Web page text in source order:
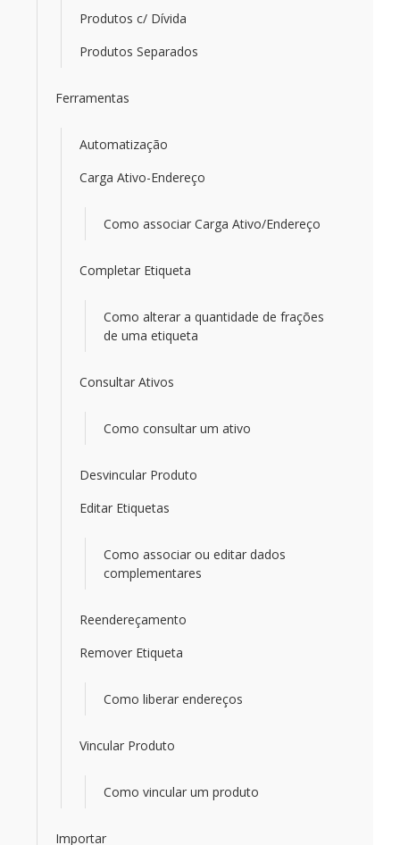
Produtos c/ Dívida
Produtos Separados
Ferramentas
Automatização
Carga Ativo-Endereço
Como associar Carga Ativo/Endereço
Completar Etiqueta
Como alterar a quantidade de frações
de uma etiqueta
Consultar Ativos
Como consultar um ativo
Desvincular Produto
Editar Etiquetas
Como associar ou editar dados
complementares
Reendereçamento
Remover Etiqueta
Como liberar endereços
Vincular Produto
Como vincular um produto
Importar